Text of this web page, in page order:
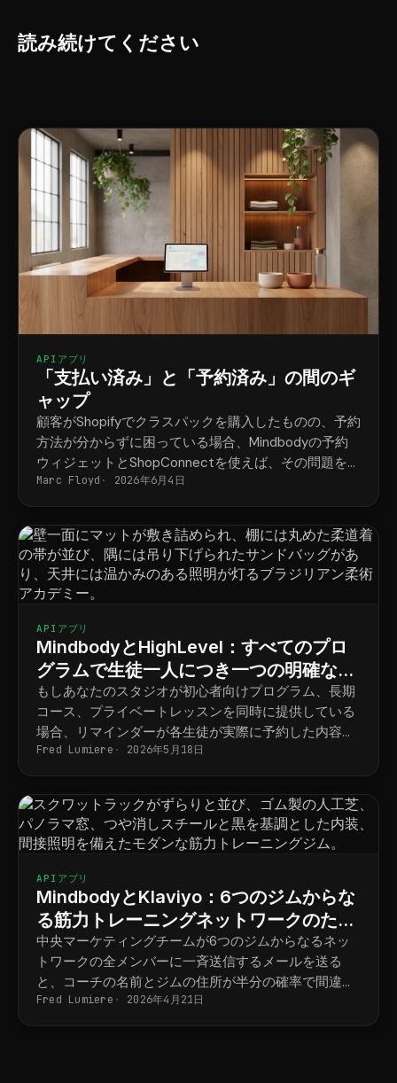
読み続けてください
APIアプリ
「支払い済み」と「予約済み」の間のギ
ャップ
顧客がShopifyでクラスパックを購入したものの、予約
方法が分からずに困っている場合、Mindbodyの予約
ウィジェットとShopConnectを使えば、その問題を解
決できます。
Marc Floyd 2026年6月4日
APIアプリ
MindbodyとHighLevel：すべてのプロ
グラムで生徒一人につき一つの明確なス
ケジュール
もしあなたのスタジオが初心者向けプログラム、長期
コース、プライベートレッスンを同時に提供している
場合、リマインダーが各生徒が実際に予約した内容と
最終的に一致するようにするには、以下の手順を踏む
必要があります。
Fred Lumiere 2026年5月18日
APIアプリ
MindbodyとKlaviyo：6つのジムからな
る筋力トレーニングネットワークのため
の拠点別マーケティング
中央マーケティングチームが6つのジムからなるネッ
トワークの全メンバーに一斉送信するメールを送る
と、コーチの名前とジムの住所が半分の確率で間違っ
てしまう。
Fred Lumiere 2026年4月21日